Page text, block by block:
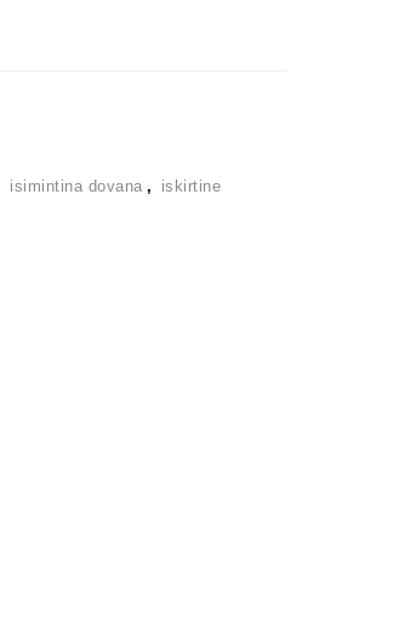
isimintina dovana ,
iskirtine